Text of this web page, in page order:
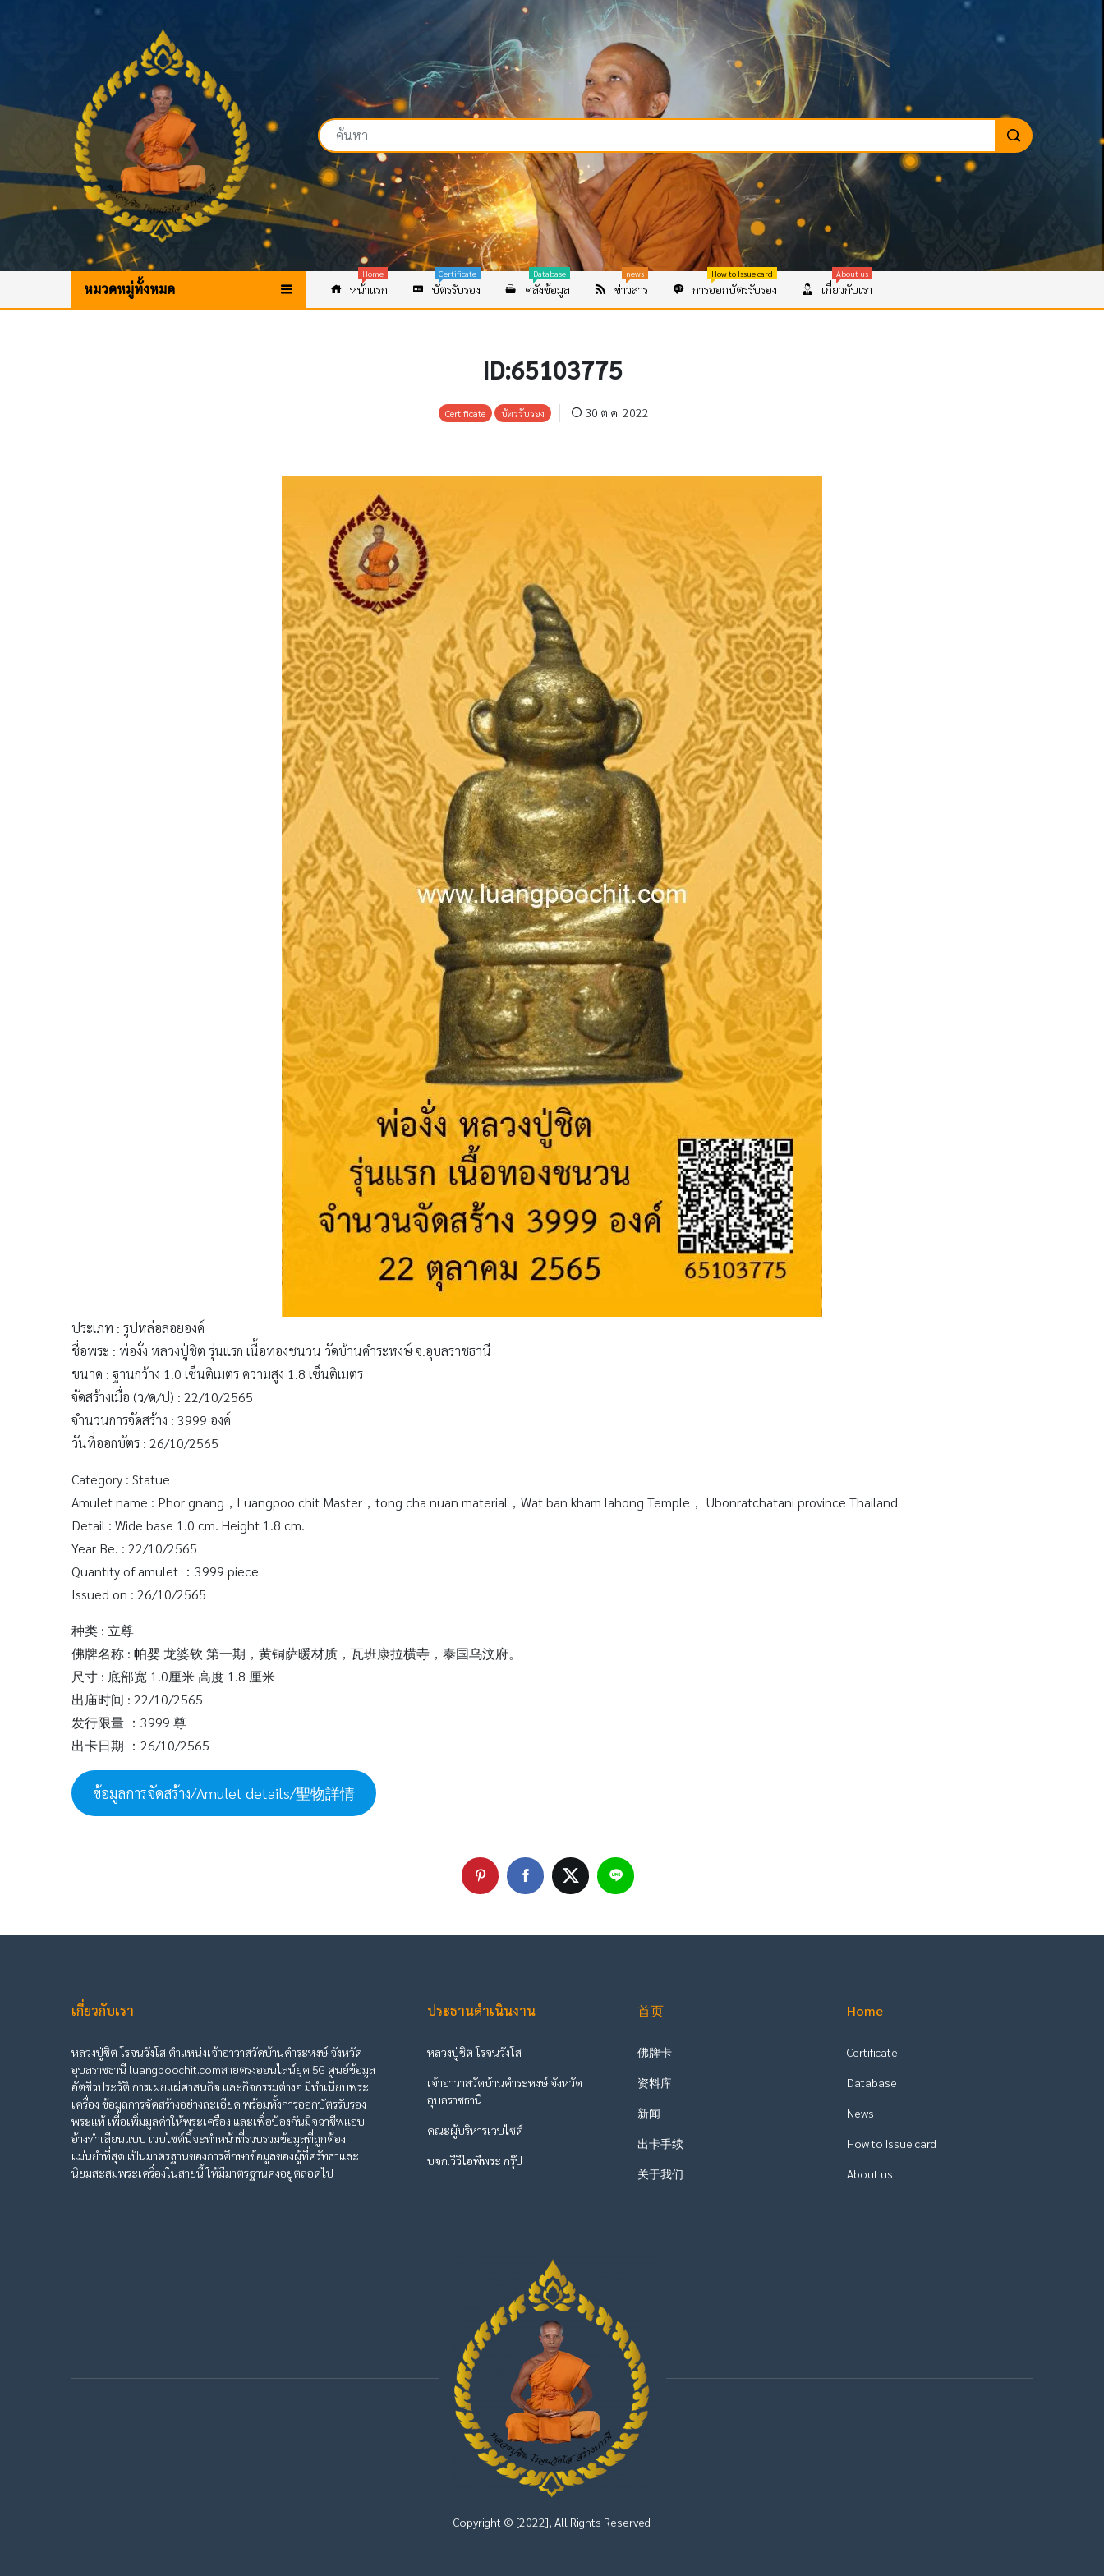
หมวดหมู่ทั้งหมด หน้าแรก
Home
บัตรรับรอง
Certificate
คลังข้อมูล
Database
ข่าวสาร
news
การออกบัตรรับรอง
How to Issue card
เกี่ยวกับเรา
About us
ID:65103775
Certificate บัตรรับรอง 30 ต.ค. 2022
ประเภท : รูปหล่อลอยองค์
ชื่อพระ : พ่องั่ง หลวงปู่ชิต รุ่นแรก เนื้อทองชนวน วัดบ้านคำระหงษ์ จ.อุบลราชธานี
ขนาด : ฐานกว้าง 1.0 เซ็นติเมตร ความสูง 1.8 เซ็นติเมตร
จัดสร้างเมื่อ (ว/ด/ป) : 22/10/2565
จำนวนการจัดสร้าง : 3999 องค์
วันที่ออกบัตร : 26/10/2565
Category : Statue
Amulet name : Phor gnang，Luangpoo chit Master，tong cha nuan material，Wat ban kham lahong Temple， Ubonratchatani province Thailand
Detail : Wide base 1.0 cm. Height 1.8 cm.
Year Be. : 22/10/2565
Quantity of amulet ：3999 piece
Issued on : 26/10/2565
种类 : 立尊
佛牌名称 : 帕婴 龙婆钦 第一期，黄铜萨暖材质，瓦班康拉横寺，泰国乌汶府。
尺寸 : 底部宽 1.0厘米 高度 1.8 厘米
出庙时间 : 22/10/2565
发行限量 ：3999 尊
出卡日期 ：26/10/2565
ข้อมูลการจัดสร้าง/Amulet details/聖物詳情
เกี่ยวกับเรา
หลวงปู่ชิต โรจนวังโส ตำแหน่งเจ้าอาวาสวัดบ้านคำระหงษ์ จังหวัด
อุบลราชธานี luangpoochit.comสายตรงออนไลน์ยุค 5G ศูนย์ข้อมูล
อัตชีวประวัติ การเผยแผ่ศาสนกิจ และกิจกรรมต่างๆ มีทำเนียบพระ
เครื่อง ข้อมูลการจัดสร้างอย่างละเอียด พร้อมทั้งการออกบัตรรับรอง
พระแท้ เพื่อเพิ่มมูลค่าให้พระเครื่อง และเพื่อป้องกันมิจฉาชีพแอบ
อ้างทำเลียนแบบ เวบไซต์นี้จะทำหน้าที่รวบรวมข้อมูลที่ถูกต้อง
แม่นยำที่สุด เป็นมาตรฐานของการศึกษาข้อมูลของผู้ที่ศรัทธาและ
นิยมสะสมพระเครื่องในสายนี้ ให้มีมาตรฐานคงอยู่ตลอดไป
ประธานดำเนินงาน
หลวงปู่ชิต โรจนวังโส
เจ้าอาวาสวัดบ้านคำระหงษ์ จังหวัด
อุบลราชธานี
คณะผู้บริหารเวบไซต์
บจก.วีวีไอพีพระ กรุ๊ป
首页
佛牌卡
资料库
新闻
出卡手续
关于我们
Home
Certificate
Database
News
How to Issue card
About us
Copyright © [2022], All Rights Reserved